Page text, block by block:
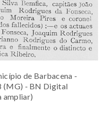
de Barbacena -
(MG) - BN Digital
ampliar)